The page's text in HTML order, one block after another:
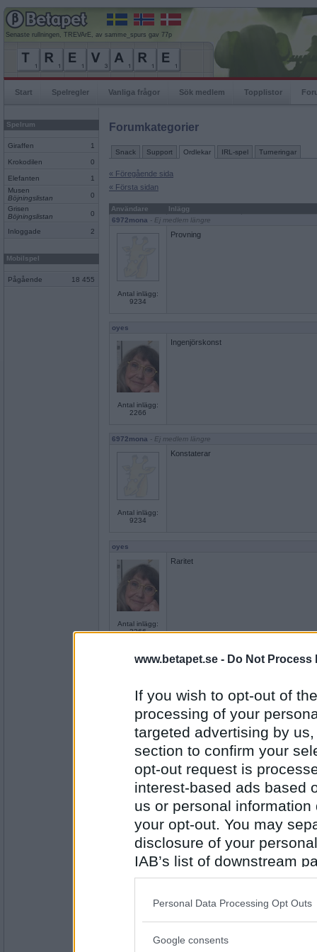
www.betapet.se - Do Not Process
If you wish to opt-out of
processing of your
targeted advertising by
section to confirm your
opt-out request is
interest-based ads based
us or personal
your opt-out. You may
disclosure of your
IAB’s list of downstream
also be disclosed by us
Downstream Participants
Please note that this
Personal Data Processing Opt Outs
Google consents
Senaste rullningen, TREVArE, av samme_spurs gav 77p
Start Spelregler Vanliga frågor Sök medlem Topplistor
Spelrum
Giraffen 1
Krokodilen 0
Elefanten
1
Musen
Böjningslistan
0
Grisen
Böjningslistan
0
Inloggade 2
Mobilspel
Pågående 18 455
Forumkategorier
Snack Support Ordlekar IRL-spel Turneringar
« Föregående sida
« Första sidan
Användare
Inlägg
6972mona - Ej medlem längre
Antal inlägg:
9234
Provning
oyes
Antal inlägg:
2266
Ingenjörskonst
6972mona - Ej medlem längre
Antal inlägg:
9234
Konstaterar
oyes
Antal inlägg:
2266
Raritet
6972mona- Ej medlem längre
Antal inlägg:
9234
- Ej medlem längre
Antal inlägg:
1980